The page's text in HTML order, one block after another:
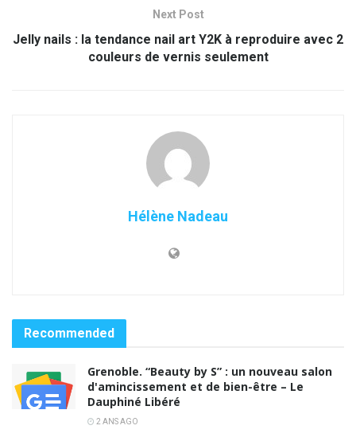
Next Post
Jelly nails : la tendance nail art Y2K à reproduire avec 2
couleurs de vernis seulement
Hélène Nadeau
Recommended
Grenoble. “Beauty by S” : un nouveau salon
d'amincissement et de bien-être – Le
Dauphiné Libéré
2 ANS AGO